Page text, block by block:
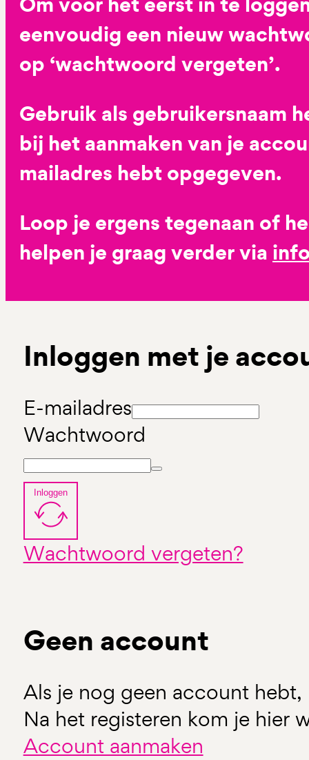
eenvoudig een nieuw
op ‘wachtwoord vergeten’.
Gebruik als gebruikersnaam
bij het aanmaken van je
mailadres hebt opgegeven.
Loop je ergens tegenaan of
helpen je graag verder via
Inloggen met je
E-mailadres
Wachtwoord
Inloggen
Wachtwoord vergeten?
Geen account
Als je nog geen account hebt,
Na het registeren kom je hier
Account aanmaken